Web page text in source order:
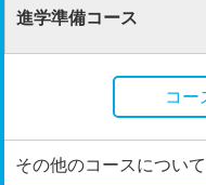
進学準備コース
コー
その他のコースについ